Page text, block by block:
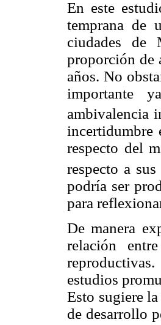
En este
temprana de
ciudades de
proporción de
años. No
importante
ambivalencia
incertidumbre
respecto del
respecto a
podría ser
para
De manera
relación
estudios
Esto sugiere
de desarrollo